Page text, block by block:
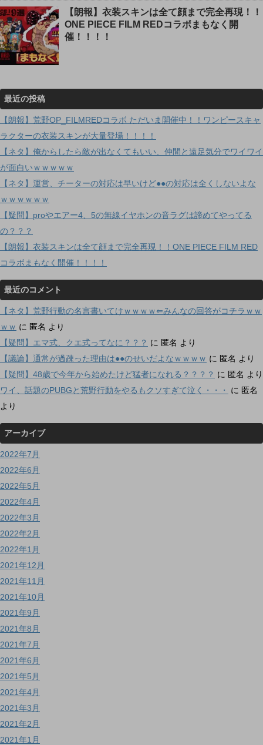
【朗報】衣装スキンは全て顔まで完全再現！！
ONE PIECE FILM REDコラボまもなく開
催！！！！
最近の投稿
【朗報】荒野OP_FILMREDコラボ ただいま開催中！！ワンピースキャ
ラクターの衣装スキンが大量登場！！！！
【ネタ】俺からしたら敵が出なくてもいい、仲間と遠足気分でワイワイ
が面白いｗｗｗｗｗ
【ネタ】運営、チーターの対応は早いけど●●の対応は全くしないよな
ｗｗｗｗｗｗ
【疑問】proやエアー4、5の無線イヤホンの音ラグは諦めてやってる
の？？？
【朗報】衣装スキンは全て顔まで完全再現！！ONE PIECE FILM RED
コラボまもなく開催！！！！
最近のコメント
【ネタ】荒野行動の名言書いてけｗｗｗｗ⇐みんなの回答がコチラｗｗ
ｗｗ に 匿名 より
【疑問】エマ式、クエ式ってなに？？？ に 匿名 より
【議論】通常が過疎った理由は●●のせいだよなｗｗｗｗ に 匿名 より
【疑問】48歳で今年から始めたけど猛者になれる？？？？ に 匿名 より
ワイ、話題のPUBGと荒野行動をやるもクソすぎて泣く・・・
に 匿名
より
アーカイブ
2022年7月
2022年6月
2022年5月
2022年4月
2022年3月
2022年2月
2022年1月
2021年12月
2021年11月
2021年10月
2021年9月
2021年8月
2021年7月
2021年6月
2021年5月
2021年4月
2021年3月
2021年2月
2021年1月